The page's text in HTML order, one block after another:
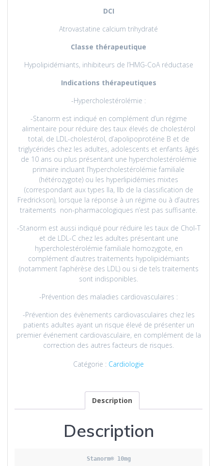
DCI
Atrovastatine calcium trihydraté
Classe thérapeutique
Hypolipidémiants, inhibiteurs de l’HMG-CoA réductase
Indications thérapeutiques
-Hypercholestérolémie :
-Stanorm est indiqué en complément d’un régime
alimentaire pour réduire des taux élevés de cholestérol
total, de LDL-cholestérol, d’apolipoprotéine B et de
triglycérides chez les adultes, adolescents et enfants âgés
de 10 ans ou plus présentant une hypercholestérolémie
primaire incluant l’hypercholestérolémie familiale
(hétérozygote) ou les hyperlipidémies mixtes
(correspondant aux types IIa, IIb de la classification de
Fredrickson), lorsque la réponse à un régime ou à d’autres
traitements non-pharmacologiques n’est pas suffisante.
-Stanorm est aussi indiqué pour réduire les taux de Chol-T
et de LDL-C chez les adultes présentant une
hypercholestérolémie familiale homozygote, en
complément d’autres traitements hypolipidémiants
(notamment l’aphérèse des LDL) ou si de tels traitements
sont indisponibles.
-Prévention des maladies cardiovasculaires :
-Prévention des évènements cardiovasculaires chez les
patients adultes ayant un risque élevé de présenter un
premier événement cardiovasculaire, en complément de la
correction des autres facteurs de risques.
Catégorie : Cardiologie
Description
Description
Stanorm® 10mg